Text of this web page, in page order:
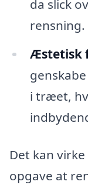
da slick
rensning.
Æstetisk
i træet,
Det kan
opgave at